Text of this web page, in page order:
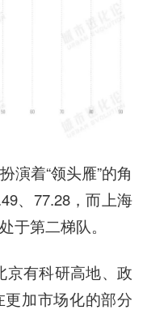
演着“领头雁”的角
、77.28，而上海
于第二梯队。
京有科研高地、政
加市场化的部分